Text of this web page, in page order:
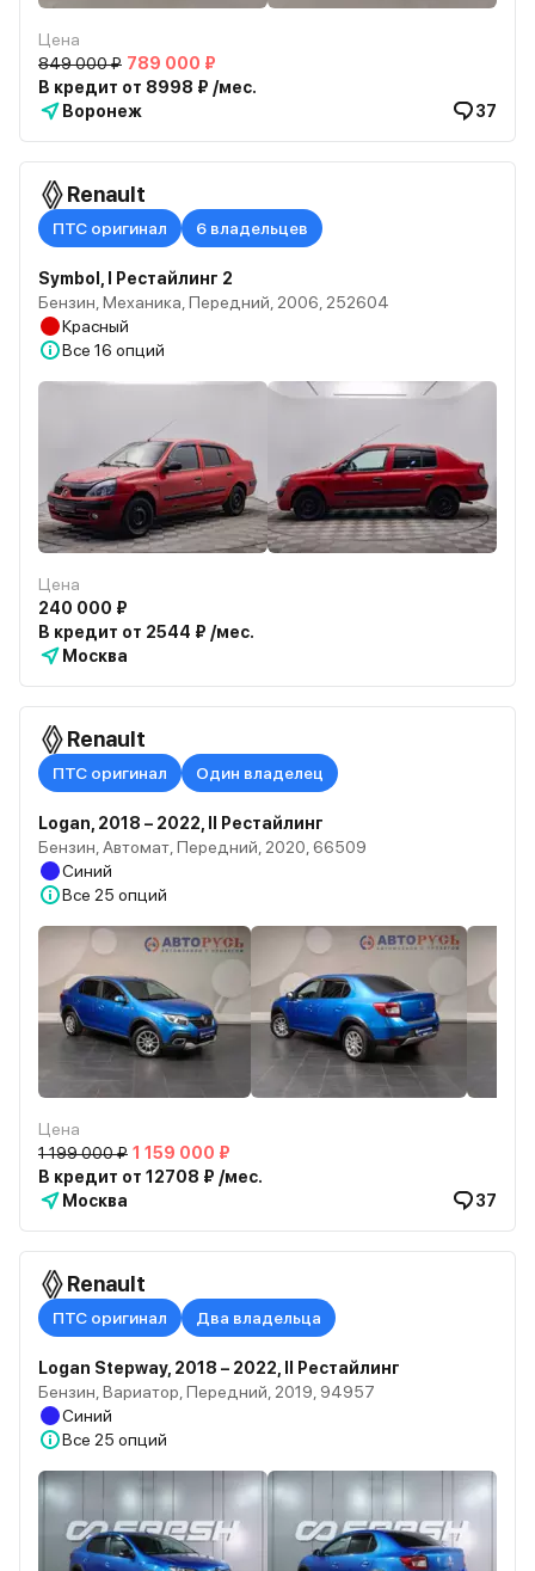
Цена
849 000 ₽ 789 000 ₽
В кредит от 8998 ₽ /мес.
Воронеж
37
Renault
ПТС оригинал 6 владельцев
Symbol, I Рестайлинг 2
Бензин, Механика, Передний, 2006, 252604
Красный
Все 16 опций
Цена
240 000 ₽
В кредит от 2544 ₽ /мес.
Москва
Renault
ПТС оригинал Один владелец
Logan, 2018 – 2022, II Рестайлинг
Бензин, Автомат, Передний, 2020, 66509
Синий
Все 25 опций
Цена
1 199 000 ₽ 1 159 000 ₽
В кредит от 12708 ₽ /мес.
Москва
37
Renault
ПТС оригинал Два владельца
Logan Stepway, 2018 – 2022, II Рестайлинг
Бензин, Вариатор, Передний, 2019, 94957
Синий
Все 25 опций